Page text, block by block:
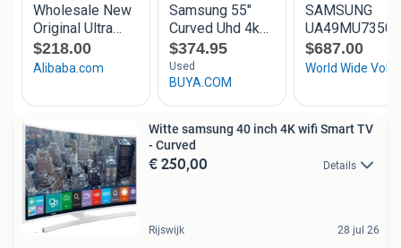
Witte samsung 40 inch 4K wifi Smart TV
- Curved
€ 250,00 Details
Rijswijk 28 jul 26